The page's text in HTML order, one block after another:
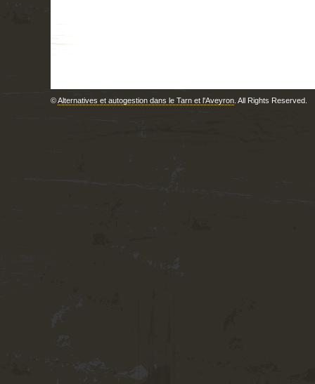
©Alternatives et autogestion dans le Tarn et l'Aveyron . All Rights Reserved.